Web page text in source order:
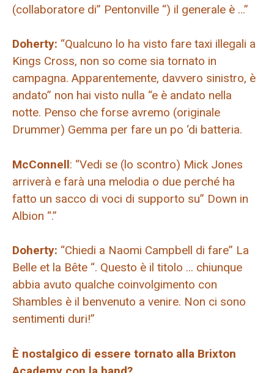
(collaboratore di” Pentonville “) il generale è …”
Doherty: “Qualcuno lo ha visto fare taxi illegali a
Kings Cross, non so come sia tornato in
campagna. Apparentemente, davvero sinistro, è
andato” non hai visto nulla “e è andato nella
notte. Penso che forse avremo (originale
Drummer) Gemma per fare un po ‘di batteria.
McConnell: “Vedi se (lo scontro) Mick Jones
arriverà e farà una melodia o due perché ha
fatto un sacco di voci di supporto su” Down in
Albion “.”
Doherty: “Chiedi a Naomi Campbell di fare” La
Belle et la Bête “. Questo è il titolo … chiunque
abbia avuto qualche coinvolgimento con
Shambles è il benvenuto a venire. Non ci sono
sentimenti duri!”
È nostalgico di essere tornato alla Brixton